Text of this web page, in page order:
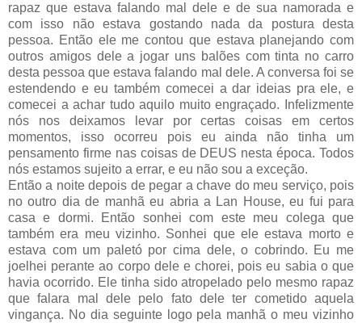
rapaz que estava falando mal dele e de sua namorada e
com isso não estava gostando nada da postura desta
pessoa. Então ele me contou que estava planejando com
outros amigos dele a jogar uns balões com tinta no carro
desta pessoa que estava falando mal dele. A conversa foi se
estendendo e eu também comecei a dar ideias pra ele, e
comecei a achar tudo aquilo muito engraçado. Infelizmente
nós nos deixamos levar por certas coisas em certos
momentos, isso ocorreu pois eu ainda não tinha um
pensamento firme nas coisas de DEUS nesta época. Todos
nós estamos sujeito a errar, e eu não sou a exceção.
Então a noite depois de pegar a chave do meu serviço, pois
no outro dia de manhã eu abria a Lan House, eu fui para
casa e dormi. Então sonhei com este meu colega que
também era meu vizinho. Sonhei que ele estava morto e
estava com um paletó por cima dele, o cobrindo. Eu me
joelhei perante ao corpo dele e chorei, pois eu sabia o que
havia ocorrido. Ele tinha sido atropelado pelo mesmo rapaz
que falara mal dele pelo fato dele ter cometido aquela
vingança. No dia seguinte logo pela manhã o meu vizinho